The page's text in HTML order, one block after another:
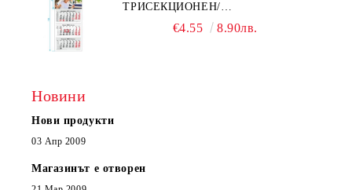
ТРИСЕКЦИОНЕН/
ЕДНОСЕКЦИОНЕН
€4.55 8.90лв.
Новини
Нови продукти
03 Апр 2009
Магазинът е отворен